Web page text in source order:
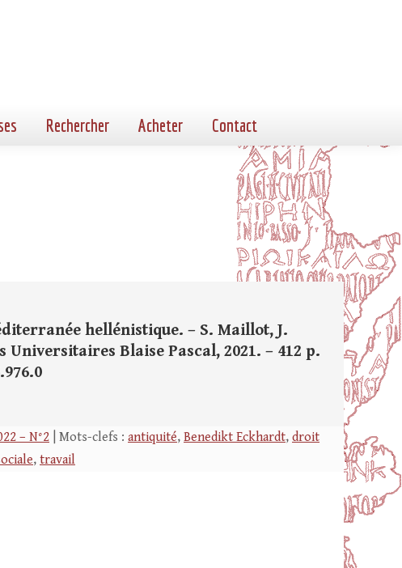
Rechercher Acheter Contact
hellénistique. – S. Maillot, J.
Blaise Pascal, 2021. – 412 p.
– N°2 | Mots-clefs : antiquité, Benedikt Eckhardt, droit
, travail